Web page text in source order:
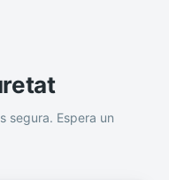
segura. Espera un